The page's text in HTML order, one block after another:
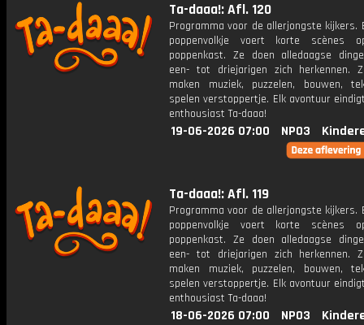
Ta-daaa!: Afl. 120
Programma voor de allerjongste kijkers.
poppenvolkje voert korte scènes
poppenkast. Ze doen alledaagse
een- tot driejarigen zich herkennen.
maken muziek, puzzelen, bouwen,
spelen verstoppertje. Elk avontuur
enthousiast Ta-daaa!
19-06-2026 07:00 NPO3
Ta-daaa!: Afl. 119
Programma voor de allerjongste kijkers.
poppenvolkje voert korte scènes
poppenkast. Ze doen alledaagse
een- tot driejarigen zich herkennen.
maken muziek, puzzelen, bouwen,
spelen verstoppertje. Elk avontuur
enthousiast Ta-daaa!
18-06-2026 07:00 NPO3